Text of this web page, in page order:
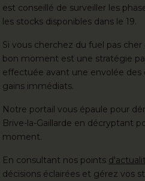
est conseillé de surveiller les
les stocks disponibles dans le 19.
Si vous cherchez du fuel pas cher
bon moment est une stratégie
effectuée avant une envolée des
gains immédiats.
Notre portail vous épaule pour
Brive-la-Gaillarde en décryptant
moment.
En consultant nos points
décisions éclairées et gérez vos